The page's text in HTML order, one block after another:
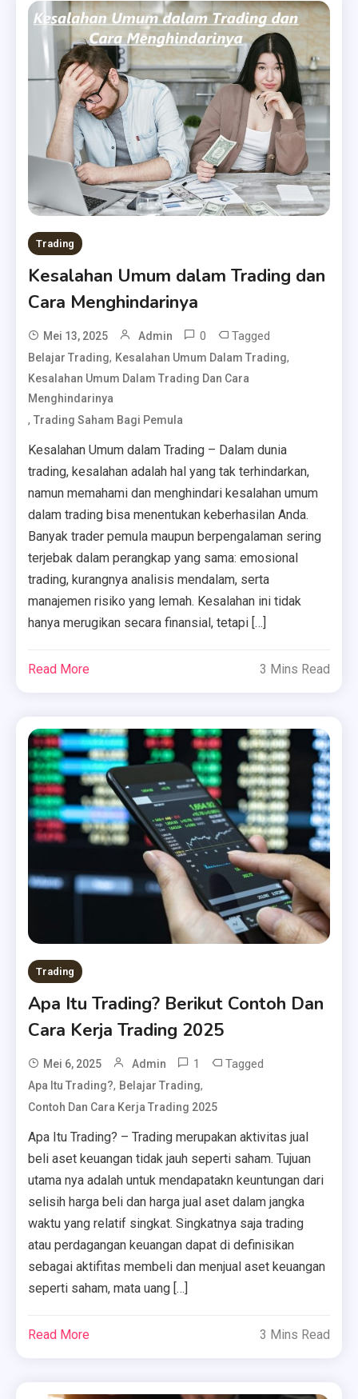
Trading
Kesalahan Umum dalam Trading dan
Cara Menghindarinya
Mei 13, 2025 Admin 0 Tagged
Belajar Trading, Kesalahan Umum Dalam Trading,
Kesalahan Umum Dalam Trading Dan Cara
Menghindarinya
,Trading Saham Bagi Pemula
Kesalahan Umum dalam Trading – Dalam dunia
trading, kesalahan adalah hal yang tak terhindarkan,
namun memahami dan menghindari kesalahan umum
dalam trading bisa menentukan keberhasilan Anda.
Banyak trader pemula maupun berpengalaman sering
terjebak dalam perangkap yang sama: emosional
trading, kurangnya analisis mendalam, serta
manajemen risiko yang lemah. Kesalahan ini tidak
hanya merugikan secara finansial, tetapi […]
Read More 3 Mins Read
Trading
Apa Itu Trading? Berikut Contoh Dan
Cara Kerja Trading 2025
Mei 6, 2025 Admin 1 Tagged
Apa Itu Trading?, Belajar Trading,
Contoh Dan Cara Kerja Trading 2025
Apa Itu Trading? – Trading merupakan aktivitas jual
beli aset keuangan tidak jauh seperti saham. Tujuan
utama nya adalah untuk mendapatakn keuntungan dari
selisih harga beli dan harga jual aset dalam jangka
waktu yang relatif singkat. Singkatnya saja trading
atau perdagangan keuangan dapat di definisikan
sebagai aktifitas membeli dan menjual aset keuangan
seperti saham, mata uang […]
Read More 3 Mins Read